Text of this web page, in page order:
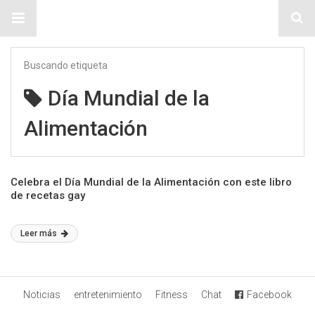
Buscando etiqueta
Día Mundial de la
Alimentación
Celebra el Día Mundial de la Alimentación con este libro
de recetas gay
Leer más
Noticias entretenimiento Fitness Chat Facebook